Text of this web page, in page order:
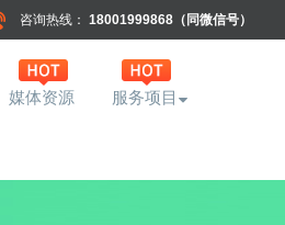
咨询热线： 18001999868（同微信号）
媒体资源 服务项目